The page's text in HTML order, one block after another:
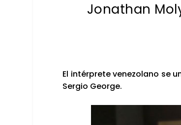
Jonathan
El intér­pre­te vene­zo­lano se
Ser­gio Geor­ge.